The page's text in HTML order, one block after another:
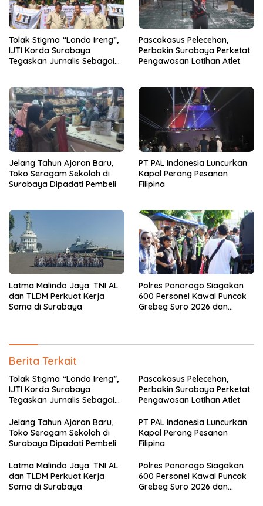
Tolak Stigma “Londo Ireng”,
IJTI Korda Surabaya
Tegaskan Jurnalis Sebagai
Pascakasus Pelecehan,
Perbakin Surabaya Perketat
Pengawasan Latihan Atlet
Jelang Tahun Ajaran Baru,
Toko Seragam Sekolah di
Surabaya Dipadati Pembeli
PT PAL Indonesia Luncurkan
Kapal Perang Pesanan
Filipina
Latma Malindo Jaya: TNI AL
dan TLDM Perkuat Kerja
Sama di Surabaya
Polres Ponorogo Siagakan
600 Personel Kawal Puncak
Grebeg Suro 2026 dan
Berita Terkait
Tolak Stigma “Londo Ireng”,
IJTI Korda Surabaya
Tegaskan Jurnalis Sebagai
Pascakasus Pelecehan,
Perbakin Surabaya Perketat
Pengawasan Latihan Atlet
Jelang Tahun Ajaran Baru,
Toko Seragam Sekolah di
Surabaya Dipadati Pembeli
PT PAL Indonesia Luncurkan
Kapal Perang Pesanan
Filipina
Latma Malindo Jaya: TNI AL
dan TLDM Perkuat Kerja
Sama di Surabaya
Polres Ponorogo Siagakan
600 Personel Kawal Puncak
Grebeg Suro 2026 dan